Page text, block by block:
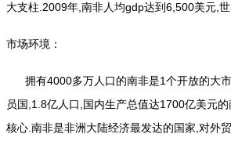
大支柱.2009年,南非人均gdp达到6,500美元,世
市场环境：
拥有4000多万人口的南非是1个开放的大
员国,1.8亿人口,国内生产总值达1700亿美元
核心.南非是非洲大陆经济最发达的国家,对外